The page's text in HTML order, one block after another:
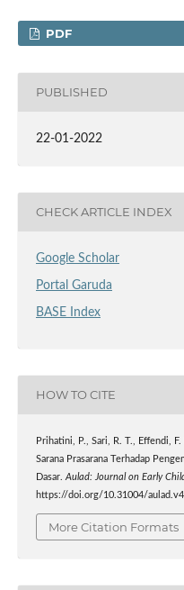
PDF
PUBLISHED
22-01-2022
CHECK ARTICLE INDEX
Google Scholar
Portal Garuda
BASE Index
HOW TO CITE
Prihatini, P., Sari, R. T., Effendi,
Sarana Prasarana Terhadap
Dasar. Aulad: Journal on Early
https://doi.org/10.31004/
More Citation Formats